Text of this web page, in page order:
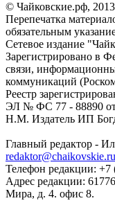
© Чайковские.рф,
Перепечатка
обязательным
Сетевое издание
Зарегистрировано в
связи,
коммуникаций
Реестр
ЭЛ № ФС 77 - 88890 от
Н.М. Издатель ИП
Главный редактор -
redaktor@chaikovskie.ru
Телефон редакции: +7
Адрес редакции:
Мира, д. 4. офис 8.